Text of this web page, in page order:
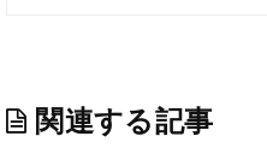
関連する記事